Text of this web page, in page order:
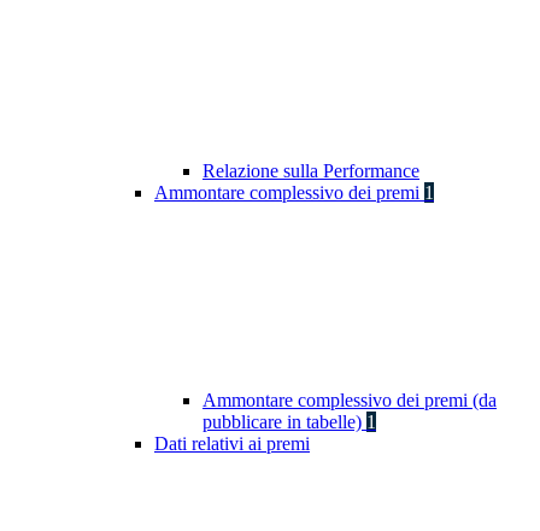
Relazione sulla Performance
Ammontare complessivo dei premi 1
Ammontare complessivo dei premi (da
pubblicare in tabelle) 1
Dati relativi ai premi